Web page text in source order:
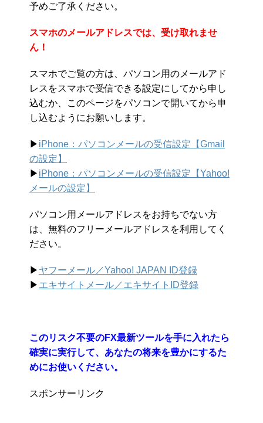
予めご了承ください。
スマホのメールアドレスでは、受け取れませ
ん！
スマホでご覧の方は、パソコン用のメールアド
レスをスマホで受信できる設定にしてから申し
込むか、このページをパソコンで開いてから申
し込むようにお願いします。
▶︎ iPhone：パソコンメールの受信設定【Gmail
の設定】
▶︎ iPhone：パソコンメールの受信設定【Yahoo!
メールの設定】
パソコン用メールアドレスをお持ちでない方
は、無料のフリーメールアドレスを利用してく
ださい。
▶︎ ヤフーメール／Yahoo! JAPAN ID登録
▶︎ エキサイトメール／エキサイトID登録
このリスク不要のFX最新ツールを手に入れたら
確実に実行して、あなたの将来を豊かにするた
めにお使いください。
スポンサーリンク